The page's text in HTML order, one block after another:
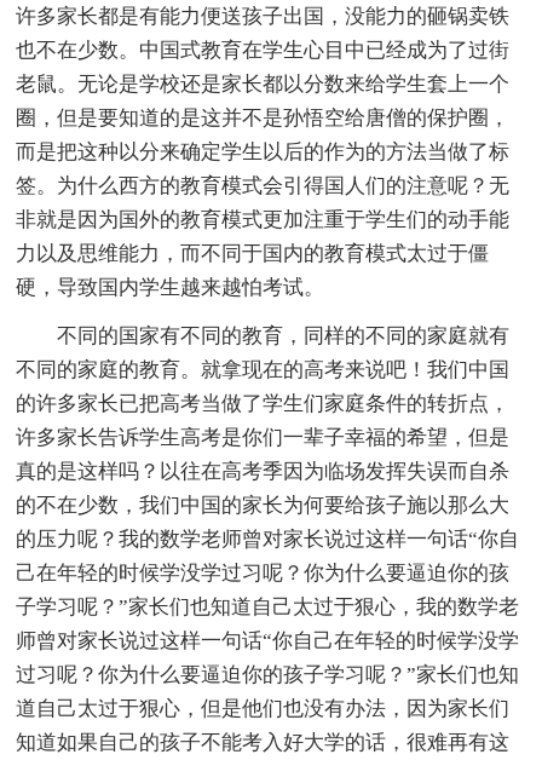
许多家长都是有能力便送孩子出国，没能力的砸锅卖铁
也不在少数。中国式教育在学生心目中已经成为了过街
老鼠。无论是学校还是家长都以分数来给学生套上一个
圈，但是要知道的是这并不是孙悟空给唐僧的保护圈，
而是把这种以分来确定学生以后的作为的方法当做了标
签。为什么西方的教育模式会引得国人们的注意呢？无
非就是因为国外的教育模式更加注重于学生们的动手能
力以及思维能力，而不同于国内的教育模式太过于僵
硬，导致国内学生越来越怕考试。
不同的国家有不同的教育，同样的不同的家庭就有
不同的家庭的教育。就拿现在的高考来说吧！我们中国
的许多家长已把高考当做了学生们家庭条件的转折点，
许多家长告诉学生高考是你们一辈子幸福的希望，但是
真的是这样吗？以往在高考季因为临场发挥失误而自杀
的不在少数，我们中国的家长为何要给孩子施以那么大
的压力呢？我的数学老师曾对家长说过这样一句话“你自
己在年轻的时候学没学过习呢？你为什么要逼迫你的孩
子学习呢？”家长们也知道自己太过于狠心，我的数学老
师曾对家长说过这样一句话“你自己在年轻的时候学没学
过习呢？你为什么要逼迫你的孩子学习呢？”家长们也知
道自己太过于狠心，但是他们也没有办法，因为家长们
知道如果自己的孩子不能考入好大学的话，很难再有这